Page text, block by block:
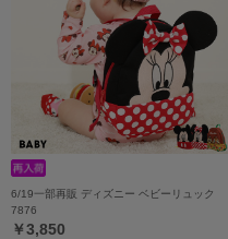
6/19一部再販 ディズニー ベビーリュック
7876
￥3,850